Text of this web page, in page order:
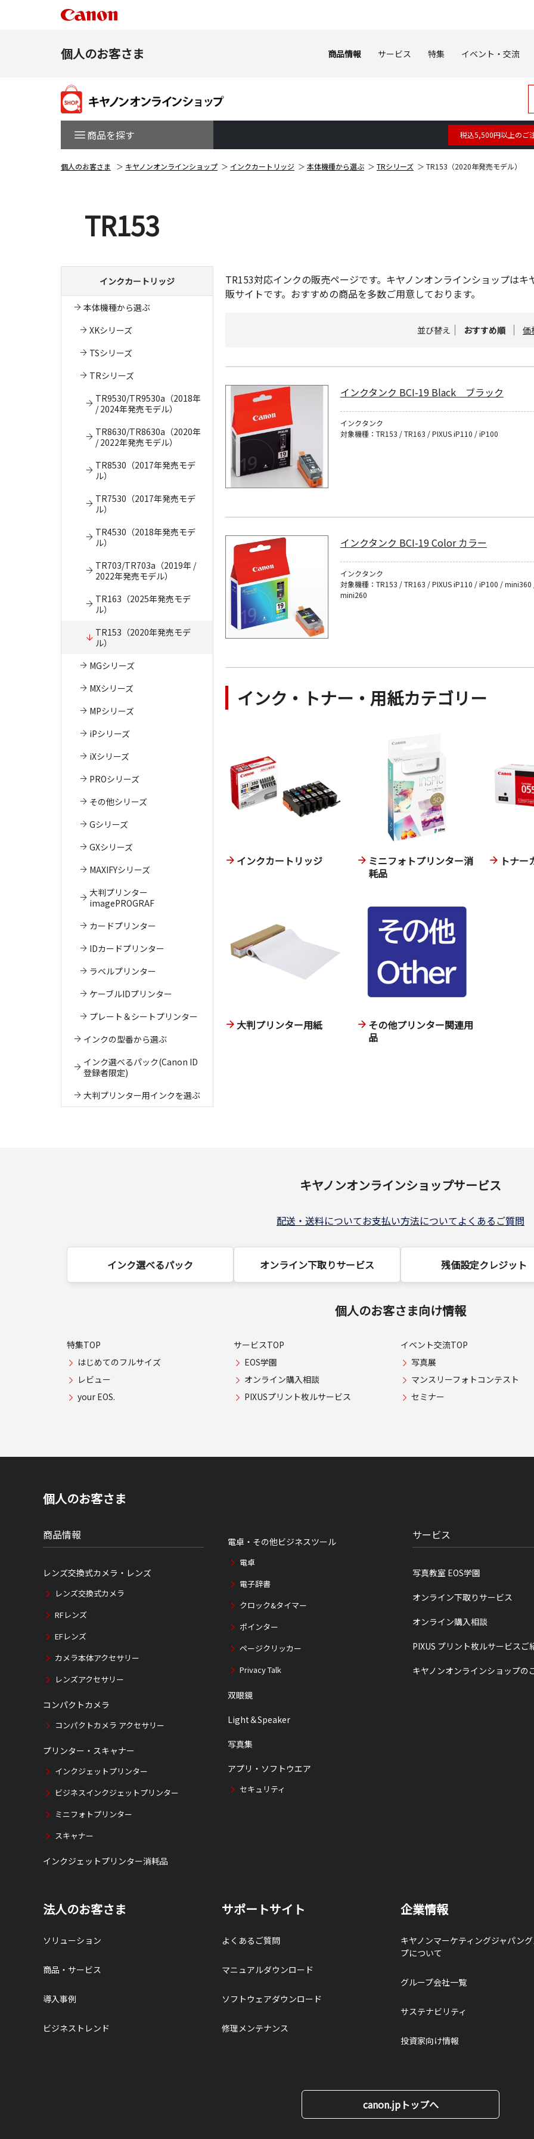
個人のお客さま 商品情報 サービス 特集 イベント・交流
商品を探す 税込5,500円以上のご
個人のお客さま キヤノンオンラインショップ インクカートリッジ 本体機種から選ぶ TRシリーズ TR153（2020年発売モデル）
TR153
インクカートリッジ
本体機種から選ぶ
XKシリーズ
TSシリーズ
TRシリーズ
TR9530/TR9530a（2018年
/ 2024年発売モデル）
TR8630/TR8630a（2020年
/ 2022年発売モデル）
TR8530（2017年発売モデ
ル）
TR7530（2017年発売モデ
ル）
TR4530（2018年発売モデ
ル）
TR703/TR703a（2019年 /
2022年発売モデル）
TR163（2025年発売モデ
ル）
TR153（2020年発売モデ
ル）
MGシリーズ
MXシリーズ
MPシリーズ
iPシリーズ
iXシリーズ
PROシリーズ
その他シリーズ
Gシリーズ
GXシリーズ
MAXIFYシリーズ
大判プリンター
imagePROGRAF
カードプリンター
IDカードプリンター
ラベルプリンター
ケーブルIDプリンター
プレート＆シートプリンター
インクの型番から選ぶ
インク選べるパック(Canon ID
登録者限定)
大判プリンター用インクを選ぶ
TR153対応インクの販売ページです。キヤノンオンラインショップは
販サイトです。おすすめの商品を多数ご用意しております。
並び替え おすすめ順 価
インクタンク BCI-19 Black ブラック
インクタンク
対象機種：TR153 / TR163 / PIXUS iP110 / iP100
インクタンク BCI-19 Color カラー
インクタンク
対象機種：TR153 / TR163 / PIXUS iP110 / iP100 / mini360
mini260
インク・トナー・用紙カテゴリー
インクカートリッジ
ミニフォトプリンター消
耗品
トナー
大判プリンター用紙
その他プリンター関連用
品
キヤノンオンラインショップサービス
配送・送料についてお支払い方法についてよくあるご質問
インク選べるパック オンライン下取りサービス 残価設定クレジット
個人のお客さま向け情報
特集TOP
はじめてのフルサイズ
レビュー
your EOS.
サービスTOP
EOS学園
オンライン購入相談
PIXUSプリント枚ルサービス
イベント交流TOP
写真展
マンスリーフォトコンテスト
セミナー
個人のお客さま
商品情報
レンズ交換式カメラ・レンズ
レンズ交換式カメラ
RFレンズ
EFレンズ
カメラ本体アクセサリー
レンズアクセサリー
コンパクトカメラ
コンパクトカメラ アクセサリー
プリンター・スキャナー
インクジェットプリンター
ビジネスインクジェットプリンター
ミニフォトプリンター
スキャナー
インクジェットプリンター消耗品
電卓・その他ビジネスツール
電卓
電子辞書
クロック&タイマー
ポインター
ページクリッカー
Privacy Talk
双眼鏡
Light＆Speaker
写真集
アプリ・ソフトウエア
セキュリティ
サービス
写真教室 EOS学園
オンライン下取りサービス
オンライン購入相談
PIXUS プリント枚ルサービスご
キヤノンオンラインショップの
法人のお客さま
ソリューション
商品・サービス
導入事例
ビジネストレンド
サポートサイト
よくあるご質問
マニュアルダウンロード
ソフトウェアダウンロード
修理メンテナンス
企業情報
キヤノンマーケティングジャパン
プについて
グループ会社一覧
サステナビリティ
投資家向け情報
canon.jpトップへ